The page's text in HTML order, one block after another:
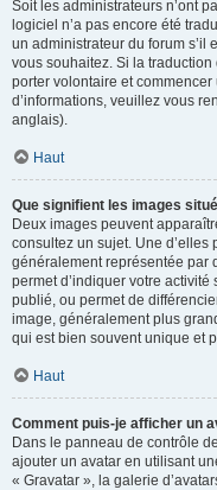
Soit les administrateurs n’ont
logiciel n’a pas encore été
un administrateur du forum s’il
vous souhaitez. Si la
porter volontaire et
d’informations, veuillez vous
anglais).
Haut
Que signifient les images
Deux images peuvent
consultez un sujet. Une
généralement représentée par
permet d’indiquer votre
publié, ou permet de
image, généralement plus
qui est bien souvent unique et
Haut
Comment puis-je afficher un
Dans le panneau de contrôle
ajouter un avatar en utilisant
« Gravatar », la galerie